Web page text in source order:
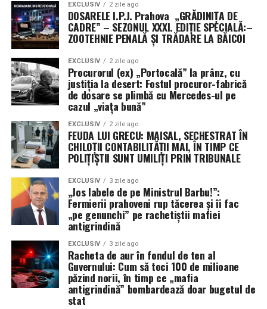
EXCLUSIV 2 zile ago
DOSARELE I.P.J. Prahova „GRĂDINIȚA DE
CADRE” – SEZONUL XXXI. EDIȚIE SPECIALĂ:–
ZOOTEHNIE PENALĂ ȘI TRĂDARE LA BĂICOI
EXCLUSIV 2 zile ago
Procurorul (ex) „Portocală” la prânz, cu
justiția la desert: Fostul procuror-fabrică
de dosare se plimbă cu Mercedes-ul pe
cazul „viața bună”
EXCLUSIV 2 zile ago
FEUDA LUI GRECU: MAISAL, SECHESTRAT ÎN
CHILOȚII CONTABILITĂȚII MAI, ÎN TIMP CE
POLIȚIȘTII SUNT UMILIȚI PRIN TRIBUNALE
EXCLUSIV 3 zile ago
„Jos labele de pe Ministrul Barbu!”:
Fermierii prahoveni rup tăcerea și îi fac
„pe genunchi” pe rachetiștii mafiei
antigrindină
EXCLUSIV 3 zile ago
Racheta de aur în fondul de ten al
Guvernului: Cum să toci 100 de milioane
păzind norii, în timp ce „mafia
antigrindină” bombardează doar bugetul de
stat